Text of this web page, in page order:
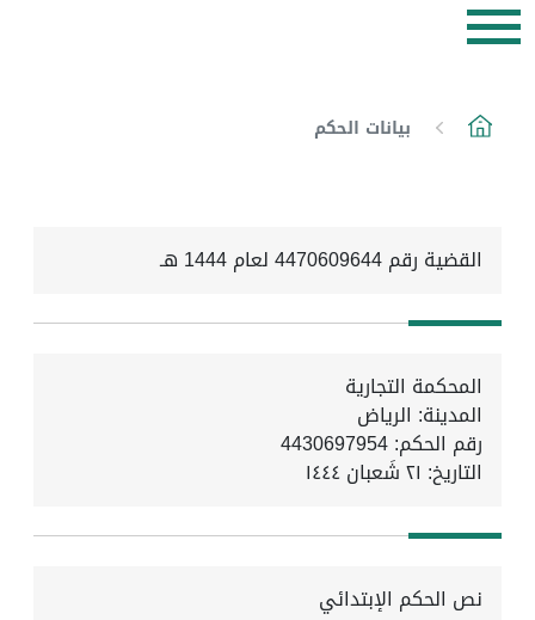
بيانات الحكم
القضية رقم 4470609644 لعام 1444 هـ
المحكمة التجارية
المدينة: الرياض
رقم الحكم: 4430697954
التاريخ: ٢١ شَعبان ١٤٤٤
نص الحكم الإبتدائي